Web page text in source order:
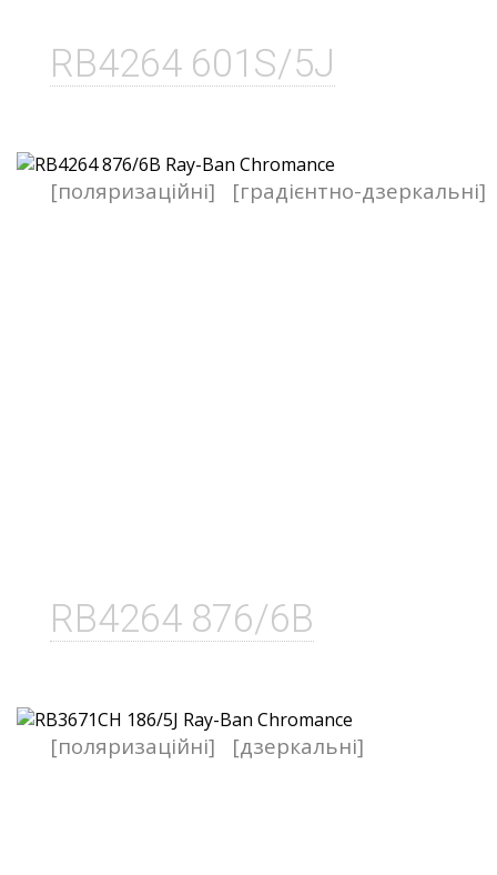
RB4264 601S/5J
RB4264 876/6B
[поляризаційні] [градієнтно-дзеркальні]
[поляризаційні] [дзеркальні]